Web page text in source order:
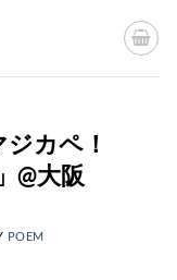
カペ！
@大阪
POEM